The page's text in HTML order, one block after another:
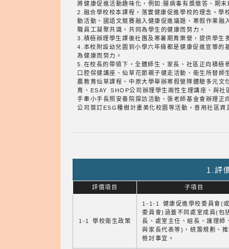
將健康促進活動趣味化，例如:腸病毒有獎徵答、期
2.融合學校校本課程，落實健康促進學校的理念，
動活動、國語文競賽融入健康促進議題、寒假作業
職員工凝聚共識，共同為學生的健康而努力。
3.積極辦理學生課後社團及寒暑期育樂營，提供學生
4.本校附設幼兒園到小學六年級都是健康促進宣導的
為健康而努力。
5.在校長的帶領下，全體師生、家長、社區正向積極
口腔保健講座、仙草花節親子健走活動、衛生所替
農教育仙草課程、中原大學舉辦寒假營隊體驗多元
育、ESAY SHOP公司辦理學生兩性生理講座、與社
手牽小手長照安養院探訪活動、張老師基金會辦理
公司簽訂ESG種樹計畫美化校園等活動，善用社區
1.評
評價項目 子項目
1-1 學校衛生政策
1-1-1 健康促進學校委員會(
委員會)涵蓋不同處室成員(包
長、處室主任、組長、護理師
與家長代表等)，統籌規劃、
檢討事宜。